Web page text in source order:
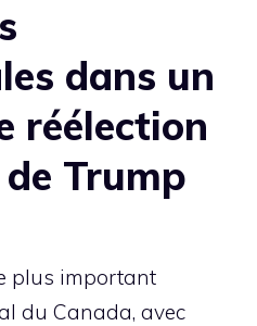
dans un
réélection
Trump
plus important
du Canada, avec